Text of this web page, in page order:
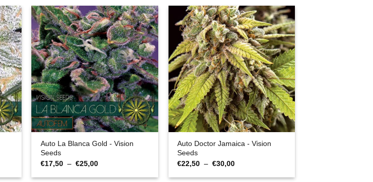
à
€30,00
à
€25,00
Auto La Blanca Gold - Vision
Seeds
€17,50 – €25,00Plage
prix :
Auto Doctor Jamaica - Vision
Seeds
€22,50 – €30,00Plage
prix :